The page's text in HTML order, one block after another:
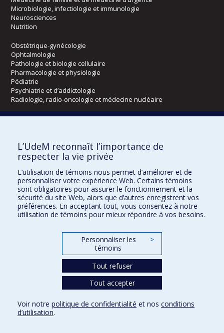
Microbiologie, infectiologie et immunologie
Neurosciences
Nutrition
Obstétrique-gynécologie
Ophtalmologie
Pathologie et biologie cellulaire
Pharmacologie et physiologie
Pédiatrie
Psychiatrie et d’addictologie
Radiologie, radio-oncologie et médecine nucléaire
Kinésiologie et des sciences de l’activité physique
Orthophonie et audiologie
Directions
DPC
CPASS
Urgence Vie privée
L’UdeM reconnaît l’importance de
respecter la vie privée
L’utilisation de témoins nous permet d’améliorer et de
personnaliser votre expérience Web. Certains témoins
sont obligatoires pour assurer le fonctionnement et la
sécurité du site Web, alors que d’autres enregistrent vos
préférences. En acceptant tout, vous consentez à notre
utilisation de témoins pour mieux répondre à vos besoins.
Personnaliser les
témoins
>
Tout refuser
Tout accepter
Voir notre politique de confidentialité et nos conditions
d’utilisation.